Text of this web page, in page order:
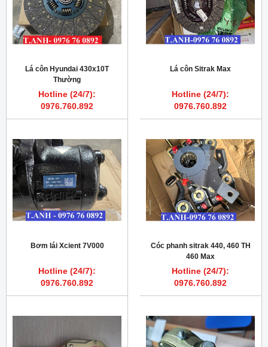
Lá côn Hyundai 430x10T
Thường
Hotline (24/7):
0976.760.892
Lá côn Sitrak Max
Hotline (24/7):
0976.760.892
Bơm lái Xcient 7V000
Hotline (24/7):
0976.760.892
Cóc phanh sitrak 440, 460 TH
460 Max
Hotline (24/7):
0976.760.892